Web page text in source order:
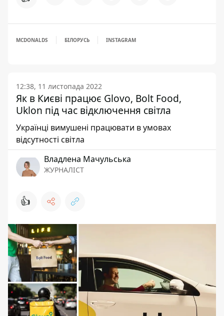
MCDONALDS БІЛОРУСЬ INSTAGRAM
12:38, 11 листопада 2022
Як в Києві працює Glovo, Bolt Food,
Uklon під час відключення світла
Українці вимушені працювати в умовах
відсутності світла
Владлена Мачульська
ЖУРНАЛІСТ
👍